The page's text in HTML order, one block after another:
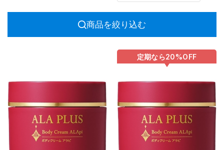
商品を絞り込む
定期なら20%OFF